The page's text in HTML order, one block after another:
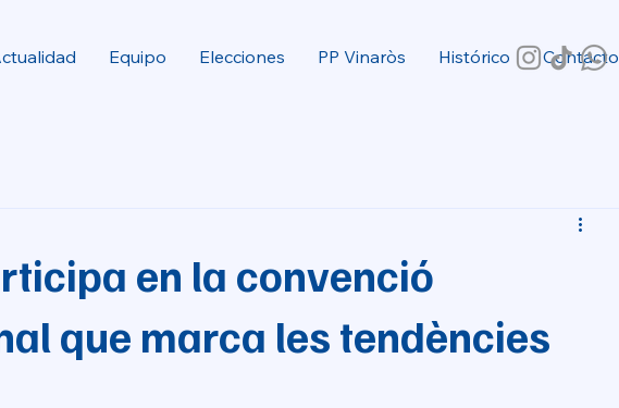
Equipo Elecciones PP Vinaròs Histórico Contacto
en la convenció
que marca les tendències